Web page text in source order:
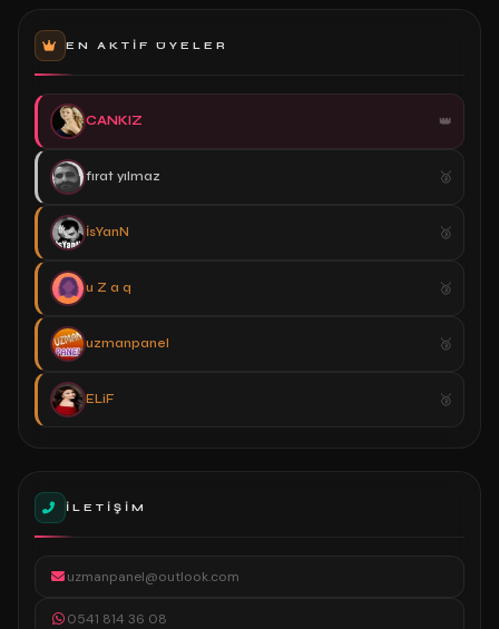
EN AKTIF ÜYELER
CANKIZ
fırat yılmaz
İsYanN
u Z a q
uzmanpanel
ELiF
İLETIŞIM
uzmanpanel@outlook.com
0541 814 36 08